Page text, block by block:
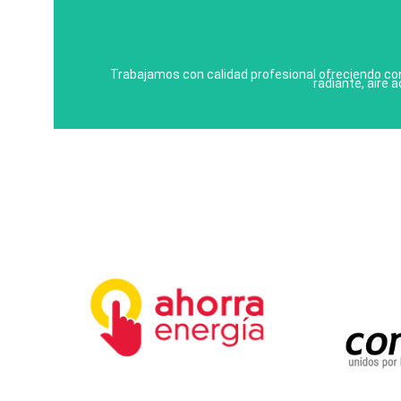
Trabajamos con calidad profesional ofreciendo
radiante, aire
CALIDAD